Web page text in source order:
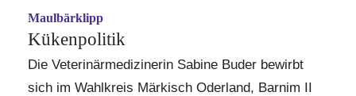
Maulbärklipp
Kükenpolitik
Die Veterinärmedizinerin Sabine Buder bewirbt
sich im Wahlkreis Märkisch Oderland, Barnim II